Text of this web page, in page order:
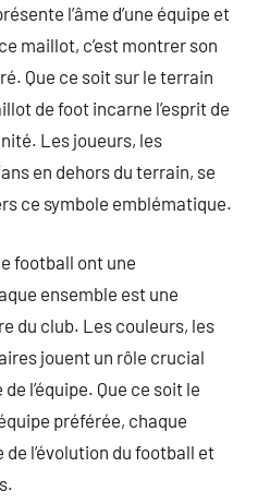
l’âme d’une équipe et
maillot, c’est montrer son
Que ce soit sur le terrain
de foot incarne l’esprit de
Les joueurs, les
en dehors du terrain, se
ce symbole emblématique.
football ont une
ensemble est une
du club. Les couleurs, les
jouent un rôle crucial
l’équipe. Que ce soit le
préférée, chaque
l’évolution du football et